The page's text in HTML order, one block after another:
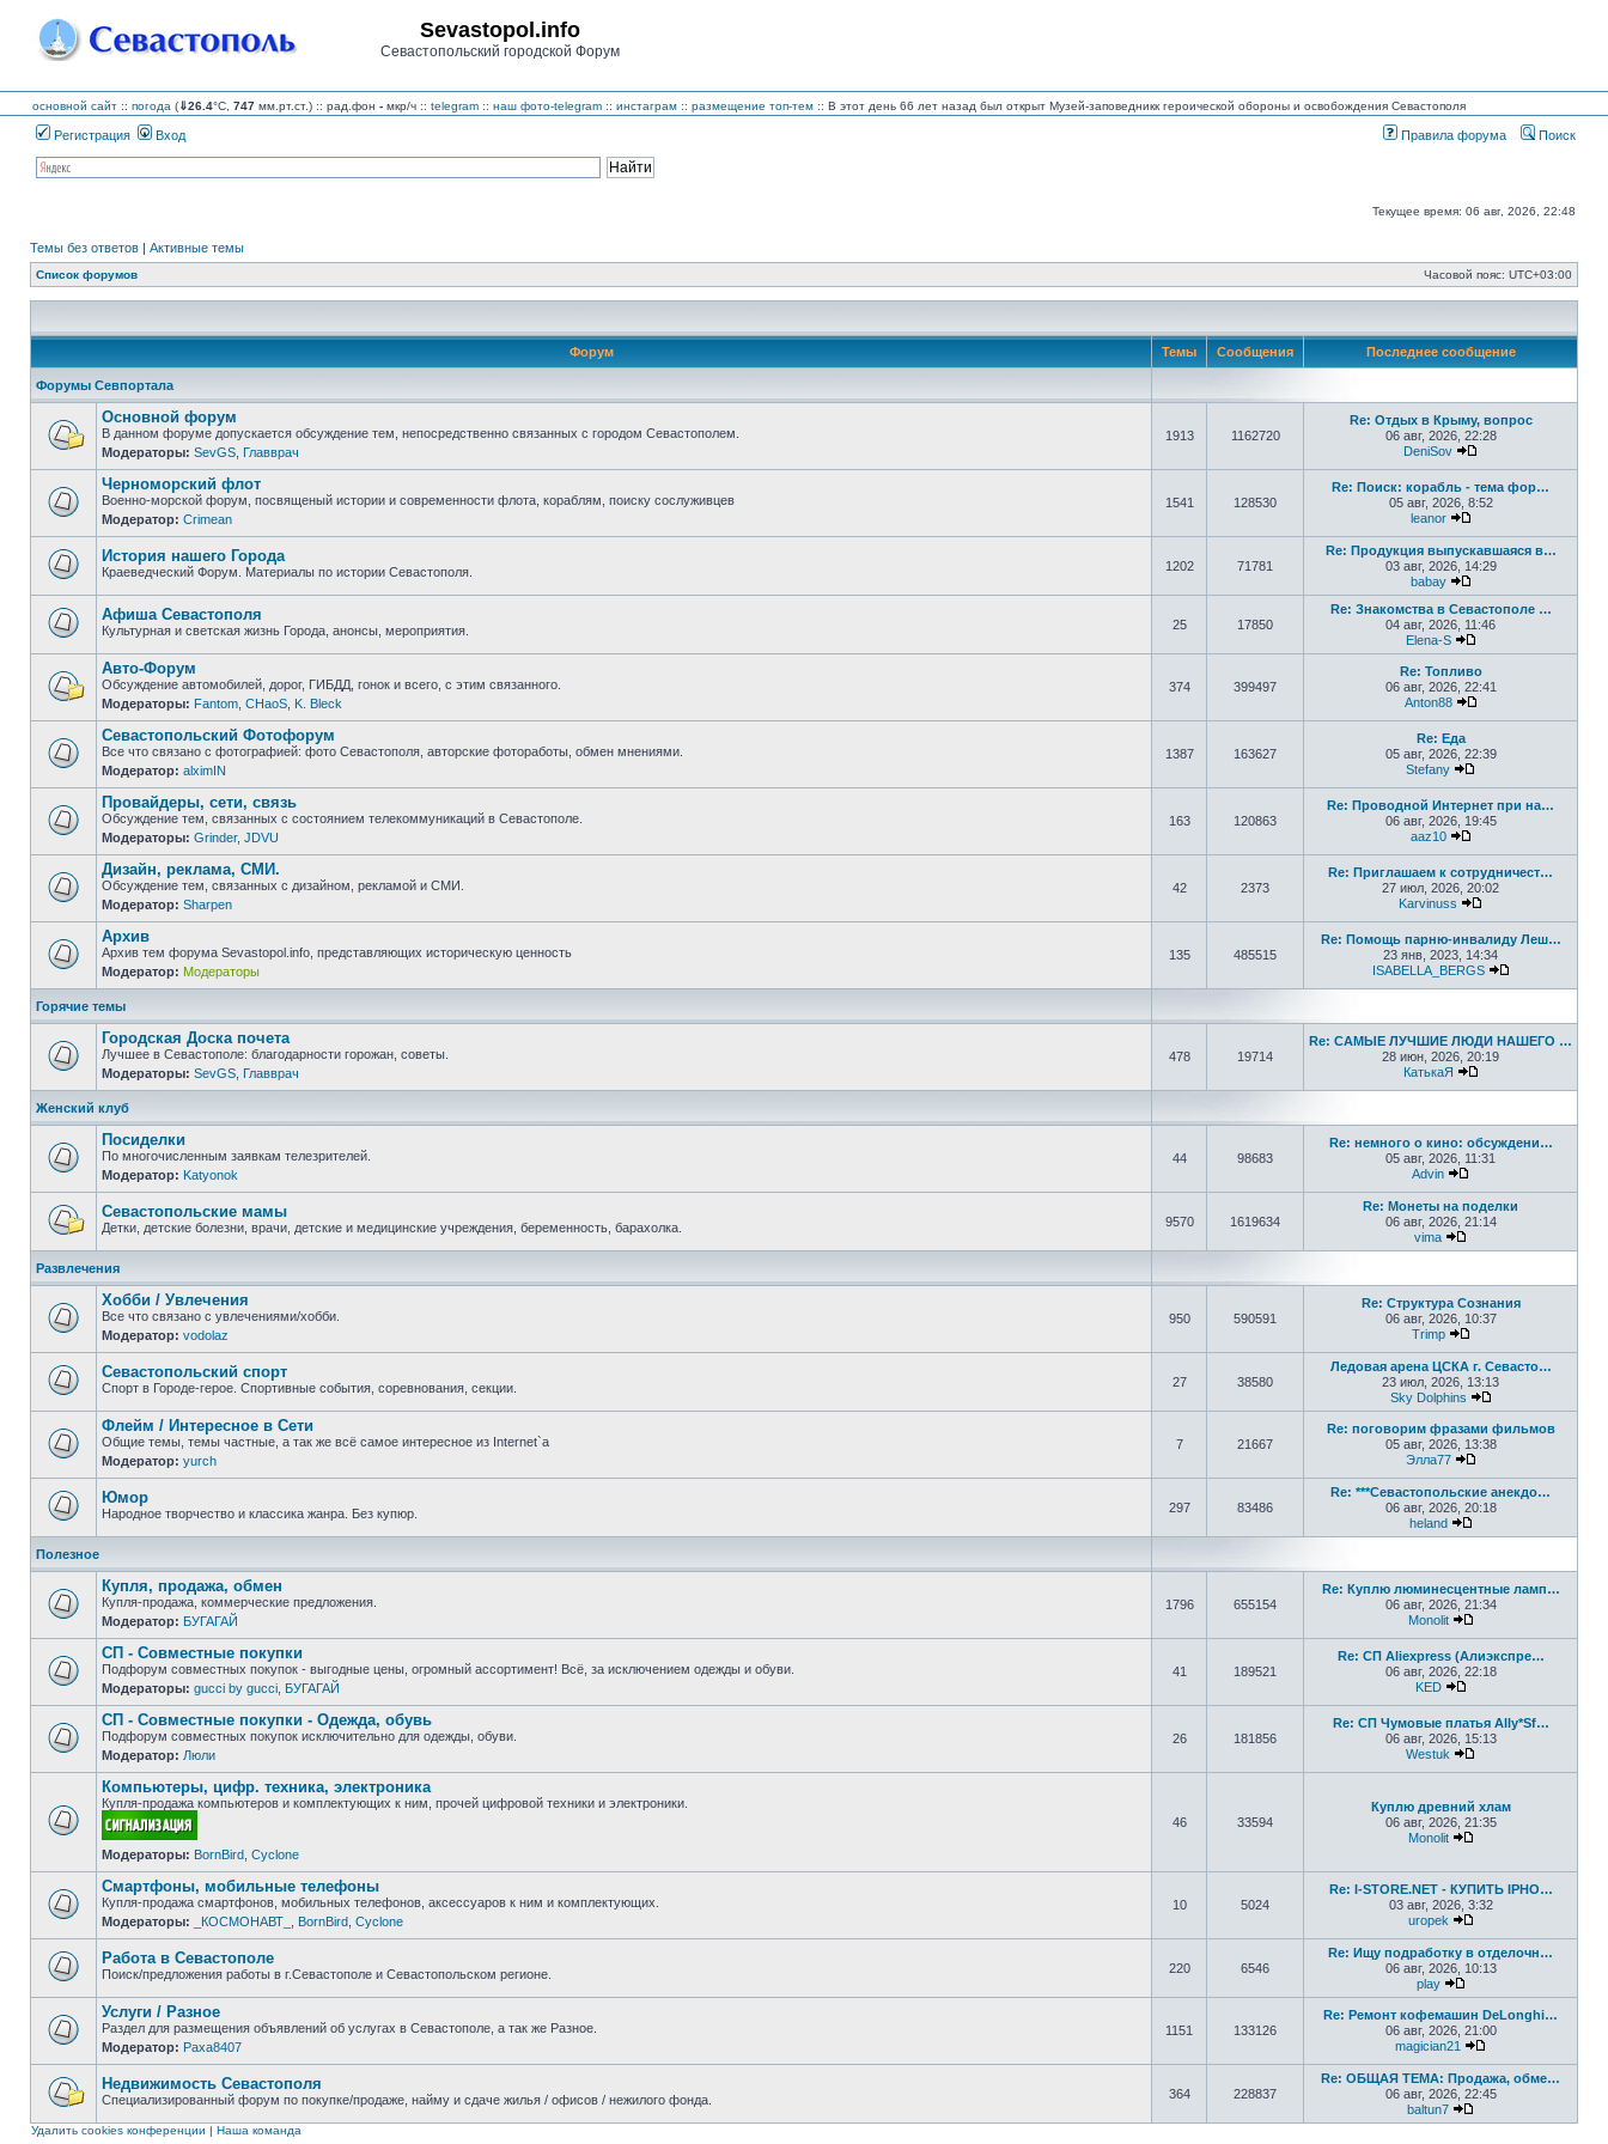
Sevastopol.info
Севастопольский городской Форум
основной сайт :: погода (⇓26.4°C, 747 мм.рт.ст.) :: рад.фон - мкр/ч :: telegram :: наш фото-telegram :: инстаграм :: размещение топ-тем :: В этот день 66 лет назад был открыт Музей-заповедникк героической обороны и освобождения Севастополя
Регистрация Вход Правила форума Поиск
Текущее время: 06 авг, 2026, 22:48
Темы без ответов | Активные темы
Список форумов Часовой пояс: UTC+03:00
Форум Темы Сообщения Последнее сообщение
Форумы Севпортала
Нет
непрочитанных
сообщений
Основной форум
В данном форуме допускается обсуждение тем, непосредственно связанных с городом Севастополем.
Модераторы: SevGS Главврач
1913 1162720
Re: Отдых в Крыму, вопрос
06 авг, 2026, 22:28
DeniSov
Нет
непрочитанных
сообщений
Черноморский флот
Военно-морской форум, посвященый истории и современности флота, кораблям, поиску сослуживцев
Модератор: Crimean
1541 128530
Re: Поиск: корабль - тема фор…
05 авг, 2026, 8:52
leanor
непрочитанных
сообщений
История нашего Города
Краеведческий Форум. Материалы по истории Севастополя. 1202 71781
Re: Продукция выпускавшаяся в…
03 авг, 2026, 14:29
babay
Перейти к
непрочитанных
сообщений
Афиша Севастополя
Культурная и светская жизнь Города, анонсы, мероприятия. 25 17850
Re: Знакомства в Севастополе …
04 авг, 2026, 11:46
Elena-S
Перейти к
Нет
непрочитанных
сообщений
Авто-Форум
Обсуждение автомобилей, дорог, ГИБДД, гонок и всего, с этим связанного.
Модераторы: Fantom CHaoS K. Bleck
374 399497
Re: Топливо
06 авг, 2026, 22:41
Anton88
Нет
непрочитанных
сообщений
Севастопольский Фотофорум
Все что связано с фотографией: фото Севастополя, авторские фотоработы, обмен мнениями.
Модератор: alximIN
1387 163627
Re: Еда
05 авг, 2026, 22:39
Stefany
Нет
непрочитанных
сообщений
Провайдеры, сети, связь
Обсуждение тем, связанных с состоянием телекоммуникаций в Севастополе.
Модераторы: Grinder, JDVU
163 120863
Re: Проводной Интернет при на…
06 авг, 2026, 19:45
aaz10
Нет
непрочитанных
сообщений
Дизайн, реклама, СМИ.
Обсуждение тем, связанных с дизайном, рекламой и СМИ.
Модератор: Sharpen
42 2373
Re: Приглашаем к сотрудничест…
27 июл, 2026, 20:02
Karvinuss
Нет
непрочитанных
сообщений
Архив
Архив тем форума Sevastopol.info, представляющих историческую ценность
Модератор: Модераторы
135 485515
Re: Помощь парню-инвалиду Леш…
23 янв, 2023, 14:34
ISABELLA_BERGS
Горячие темы
Нет
непрочитанных
сообщений
Городская Доска почета
Лучшее в Севастополе: благодарности горожан, советы.
Модераторы: SevGS Главврач
478 19714
Re: САМЫЕ ЛУЧШИЕ ЛЮДИ НАШЕГО …
28 июн, 2026, 20:19
КатькаЯ
Женский клуб
Нет
непрочитанных
сообщений
Посиделки
По многочисленным заявкам телезрителей.
Модератор: Katyonok
44 98683
Re: немного о кино: обсуждени…
05 авг, 2026, 11:31
Advin
непрочитанных
сообщений
Севастопольские мамы
Детки, детские болезни, врачи, детские и медицинские учреждения, беременность, барахолка. 9570 1619634
Re: Монеты на поделки
06 авг, 2026, 21:14
vima
Перейти к
Развлечения
Нет
непрочитанных
сообщений
Хобби / Увлечения
Все что связано с увлечениями/хобби.
Модератор: vodolaz
950 590591
Re: Структура Сознания
06 авг, 2026, 10:37
Trimp
непрочитанных
сообщений
Севастопольский спорт
Спорт в Городе-герое. Спортивные события, соревнования, секции. 27 38580
Ледовая арена ЦСКА г. Севасто…
23 июл, 2026, 13:13
Sky Dolphins
Перейти к
Нет
непрочитанных
сообщений
Флейм / Интересное в Cети
Общие темы, темы частные, а так же всё самое интересное из Internet`а
Модератор: yurch
7 21667
Re: поговорим фразами фильмов
05 авг, 2026, 13:38
Элла77
непрочитанных
сообщений
Юмор
Народное творчество и классика жанра. Без купюр. 297 83486
Re: ***Севастопольские анекдо…
06 авг, 2026, 20:18
heland
Перейти к
Полезное
Нет
непрочитанных
сообщений
Купля, продажа, обмен
Купля-продажа, коммерческие предложения.
Модератор: БУГАГАЙ
1796 655154
Re: Куплю люминесцентные ламп…
06 авг, 2026, 21:34
Monolit
Нет
непрочитанных
сообщений
СП - Совместные покупки
Подфорум совместных покупок - выгодные цены, огромный ассортимент! Всё, за исключением одежды и обуви.
Модераторы: gucci by gucci БУГАГАЙ
41 189521
Re: СП Aliexpress (Алиэкспре…
06 авг, 2026, 22:18
KED
Нет
непрочитанных
сообщений
СП - Совместные покупки - Одежда, обувь
Подфорум совместных покупок исключительно для одежды, обуви.
Модератор: Люли
26 181856
Re: СП Чумовые платья Ally*Sf…
06 авг, 2026, 15:13
Westuk
Нет
непрочитанных
Компьютеры, цифр. техника, электроника
Купля-продажа компьютеров и комплектующих к ним, прочей цифровой техники и электроники.
Модераторы: BornBird Cyclone
46 33594
Куплю древний хлам
06 авг, 2026, 21:35
Monolit
Нет
непрочитанных
сообщений
Смартфоны, мобильные телефоны
Купля-продажа смартфонов, мобильных телефонов, аксессуаров к ним и комплектующих.
Модераторы:
_КОСМОНАВТ_ BornBird Cyclone
10 5024
Re: I-STORE.NET - КУПИТЬ IPHO…
03 авг, 2026, 3:32
uropek
непрочитанных
сообщений
Работа в Севастополе
Поиск/предложения работы в г.Севастополе и Севастопольском регионе. 220 6546
Re: Ищу подработку в отделочн…
06 авг, 2026, 10:13
play
Перейти к
Нет
непрочитанных
сообщений
Услуги / Разное
Раздел для размещения объявлений об услугах в Севастополе, а так же Разное.
Модератор: Paxa8407
1151 133126
Re: Ремонт кофемашин DeLonghi…
06 авг, 2026, 21:00
magician21
непрочитанных
сообщений
Недвижимость Севастополя
Специализированный форум по покупке/продаже, найму и сдаче жилья / офисов / нежилого фонда. 364 228837
Re: ОБЩАЯ ТЕМА: Продажа, обме…
06 авг, 2026, 22:45
baltun7
Перейти к
Удалить cookies конференции | Наша команда